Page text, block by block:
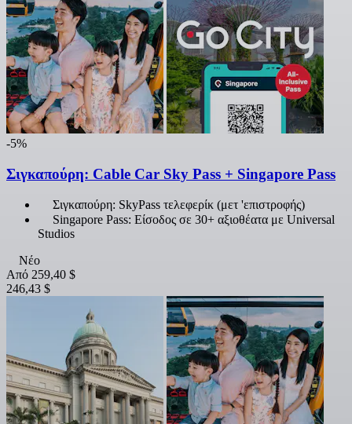
-5%
Σιγκαπούρη: Cable Car Sky Pass + Singapore Pass
Σιγκαπούρη: SkyPass τελεφερίκ (μετ 'επιστροφής)
Singapore Pass: Είσοδος σε 30+ αξιοθέατα με Universal
Studios
Νέο
Από 259,40 $
246,43 $